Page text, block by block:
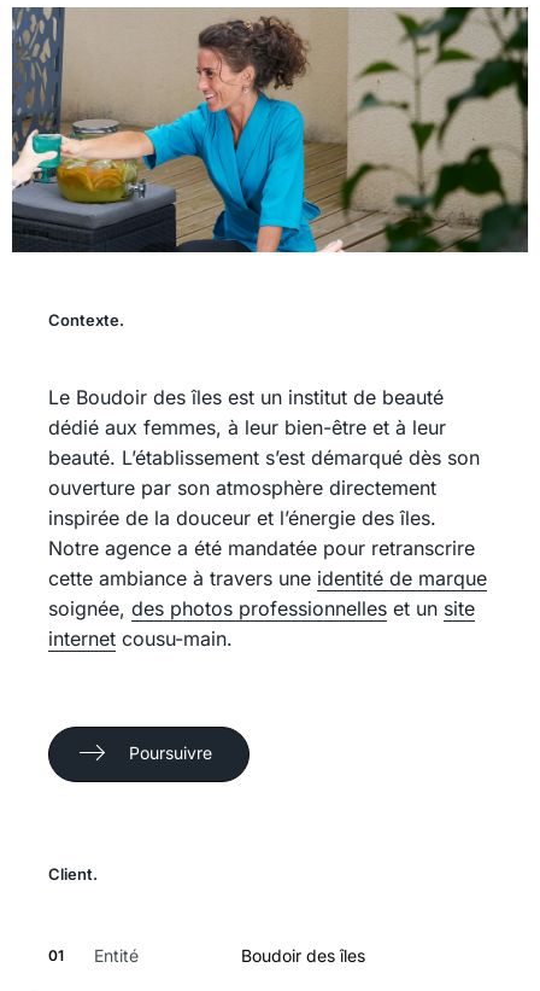
Contexte.
Le Boudoir des îles est un institut de beauté
dédié aux femmes, à leur bien-être et à leur
beauté. L’établissement s’est démarqué dès son
ouverture par son atmosphère directement
inspirée de la douceur et l’énergie des îles.
Notre agence a été mandatée pour retranscrire
cette ambiance à travers une identité de marque
soignée, des photos professionnelles et un site
internet cousu-main.
Poursuivre
Client.
01 Entité Boudoir des îles